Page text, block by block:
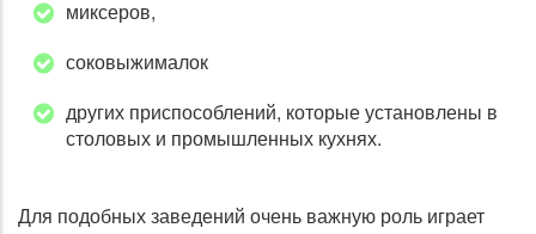
миксеров,
соковыжималок
других приспособлений, которые установлены в
столовых и промышленных кухнях.
Для подобных заведений очень важную роль играет